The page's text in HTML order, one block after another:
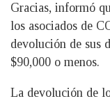
Gracias, informó
los asociados de
devolución de sus
$90,000 o menos.
La devolución de